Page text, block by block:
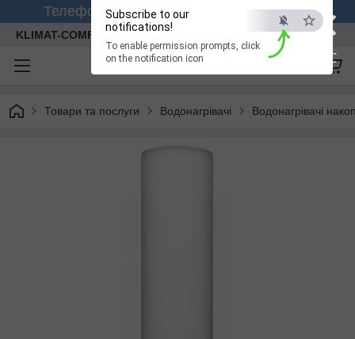
×
ESC
Subscribe to our
notifications!
To enable permission prompts, click
on the notification icon
Телефонуйте +380 (99) 158-26-56 (viber)
KLIMAT-COMFORT
Товари та послуги Водонагрівачі Водонагрівачі